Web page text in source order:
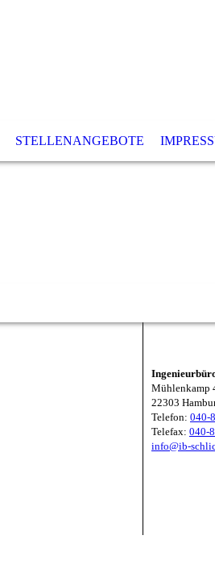
STELLENANGEBOTE
Mühlenkamp
22303
Telefon: 040-
Telefax: 040-
info@ib-